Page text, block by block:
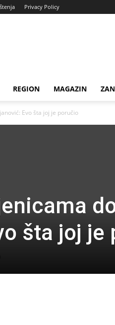
Privacy Policy
REGION MAGAZIN
Evo šta joj je poručio
šta joj je